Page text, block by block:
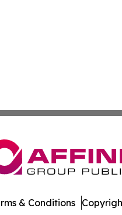
& Conditions